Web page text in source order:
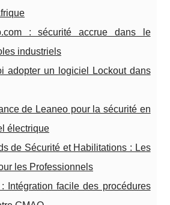
: sécurité accrue dans le
industriels
adopter un logiciel Lockout dans
de Leaneo pour la sécurité en
électrique
de Sécurité et Habilitations : Les
les Professionnels
: Intégration facile des procédures